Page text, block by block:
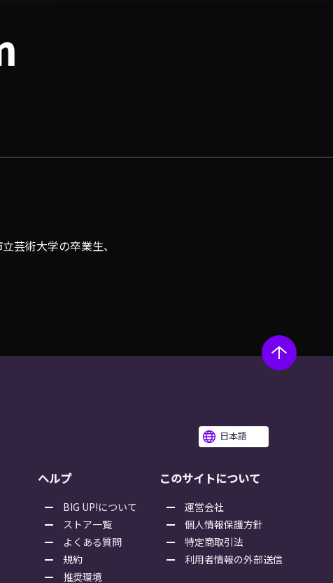
芸術大学の卒業生、
日本語
ヘルプ
BIG UP!について
ストア一覧
よくある質問
規約
推奨環境
このサイトについて
運営会社
個人情報保護方針
特定商取引法
利用者情報の外部送信